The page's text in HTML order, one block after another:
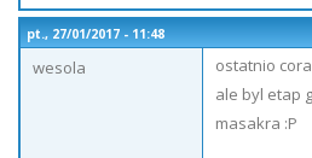
pt., 27/01/2017 - 11:48
wesola
ostatnio
ale byl etap
masakra :P